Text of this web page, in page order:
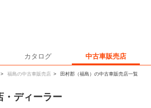
カタログ 中古車販売店
> 福島の中古車販売店 > 田村郡（福島）の中古車販売店一覧
・ディーラー